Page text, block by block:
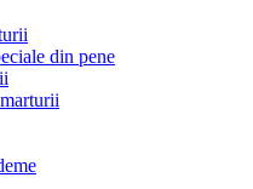
din pene